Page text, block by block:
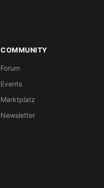
COMMUNITY
Forum
Events
Marktplatz
Newsletter